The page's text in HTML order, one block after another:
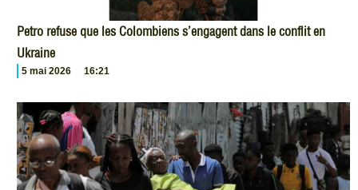
Petro refuse que les Colombiens s’engagent dans le conflit en
Ukraine
5 mai 2026 16:21